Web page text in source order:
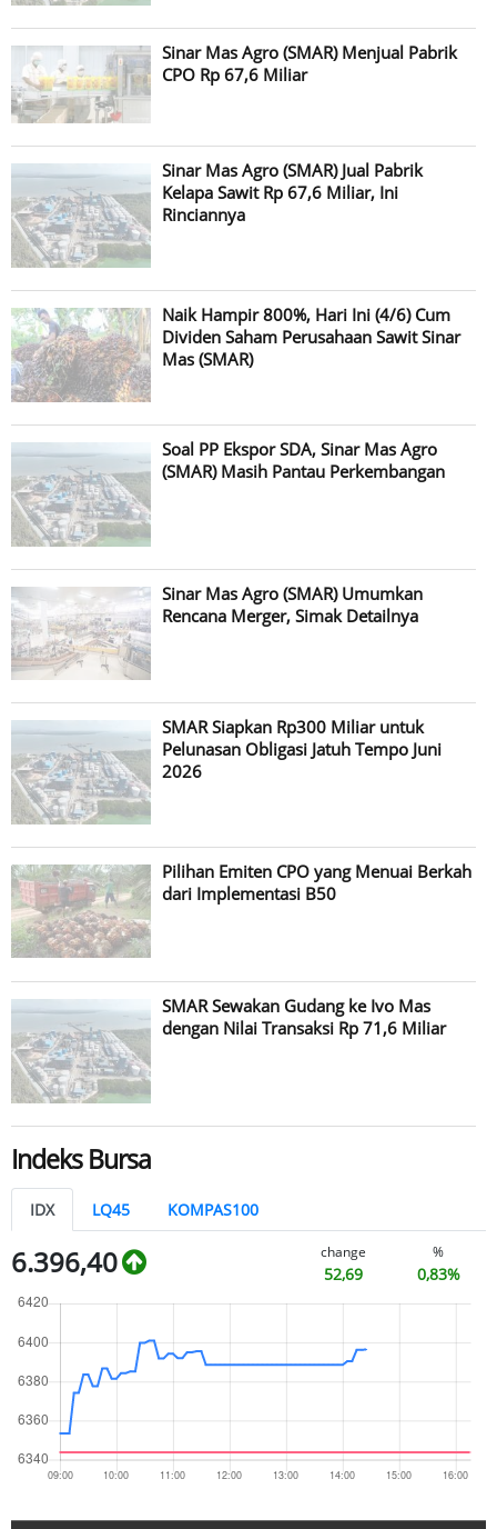
Sinar Mas Agro (SMAR) Menjual Pabrik
CPO Rp 67,6 Miliar
Sinar Mas Agro (SMAR) Jual Pabrik
Kelapa Sawit Rp 67,6 Miliar, Ini
Rinciannya
Naik Hampir 800%, Hari Ini (4/6) Cum
Dividen Saham Perusahaan Sawit Sinar
Mas (SMAR)
Soal PP Ekspor SDA, Sinar Mas Agro
(SMAR) Masih Pantau Perkembangan
Sinar Mas Agro (SMAR) Umumkan
Rencana Merger, Simak Detailnya
SMAR Siapkan Rp300 Miliar untuk
Pelunasan Obligasi Jatuh Tempo Juni
2026
Pilihan Emiten CPO yang Menuai Berkah
dari Implementasi B50
SMAR Sewakan Gudang ke Ivo Mas
dengan Nilai Transaksi Rp 71,6 Miliar
Indeks Bursa
IDX LQ45 KOMPAS100
6.396,40 change
52,69
%
0,83%